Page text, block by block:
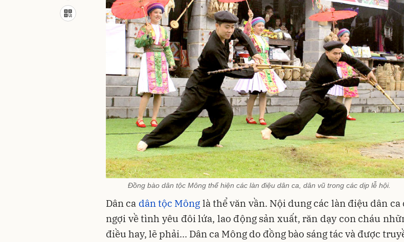
Đồng bào dân tộc Mông thể hiện các làn điệu dân ca, dân vũ trong các dịp lễ hội.
Dân ca dân tộc Mông là thể văn vần. Nội dung các làn điệu dân ca
ngợi về tình yêu đôi lứa, lao động sản xuất, răn dạy con cháu
điều hay, lẽ phải... Dân ca Mông do đồng bào sáng tác và được